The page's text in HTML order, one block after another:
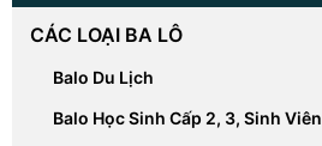
CÁC LOẠI BA LÔ
Balo Du Lịch
Balo Học Sinh Cấp 2, 3, Sinh Viên